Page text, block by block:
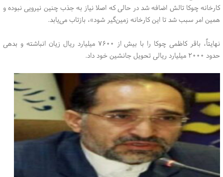
کارخانه چوکا تالش اضافه شد در حالی که اصلا نیاز به جذب چنین نیرویی نبوده و
همین امر سبب شد تا این کارخانه زمین‌گیر شود»، بازتاب می‌یابد.
نهایتاً، باقر کاظمی چوکا را با بیش از ۷۶۰۰ میلیارد ریال زیان انباشته و بدهی
حدود ۲۰۰۰ میلیارد ریالی تحویل جانشین خود داد.